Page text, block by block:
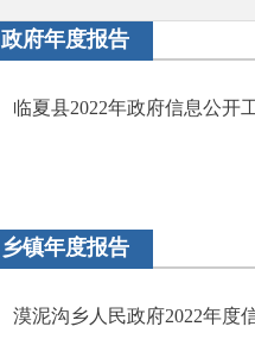
政府年度报告
临夏县2022年政府信息公开
乡镇年度报告
漠泥沟乡人民政府2022年度